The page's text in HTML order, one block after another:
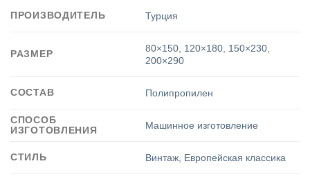
ПРОИЗВОДИТЕЛЬ Турция
РАЗМЕР 80×150 120×180 150×230
200×290
СОСТАВ Полипропилен
СПОСОБ
ИЗГОТОВЛЕНИЯ
Машинное изготовление
СТИЛЬ Винтаж Европейская классика